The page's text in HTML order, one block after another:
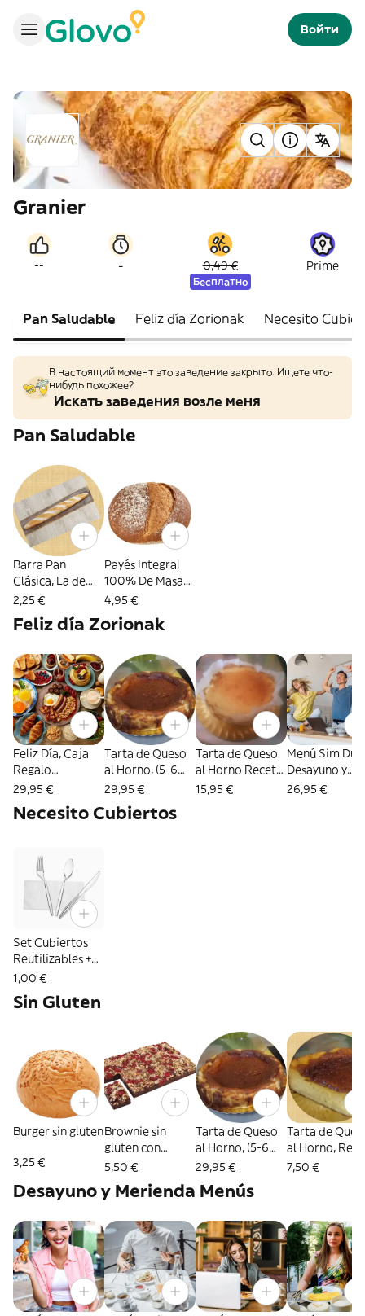
Войти
Granier
-- - 0,49 €
Бесплатно
Prime
Pan Saludable Feliz día Zorionak Necesito
В настоящий момент это заведение закрыто. Ищете что-
нибудь похожее?
Искать заведения возле меня
Pan Saludable
Barra Pan
Clásica, La de
Siempre en
Pamplona
2,25 €
Payés Integral
100% De Masa
Madre
4,95 €
Feliz día Zorionak
Feliz Día, Caja
Regalo
Desayuno
Merienda (copy)
29,95 €
Tarta de Queso
al Horno, (5-6
Raciones) Sin
Gluten
29,95 €
Tarta de Queso
al Horno Receta
la Viña (2-3
15,95 €
Menú Sim
Desayuno y
Merienda: 2
26,95 €
Necesito Cubiertos
Set Cubiertos
Reutilizables +
Servilleta
1,00 €
Sin Gluten
Burger sin gluten
3,25 €
Brownie sin
gluten con
Frambuesa 1 UD
5,50 €
Tarta de Queso
al Horno, (5-6
Raciones) Sin
29,95 €
Tarta de
al Horno,
La Viña de San
7,50 €
Desayuno y Merienda Menús